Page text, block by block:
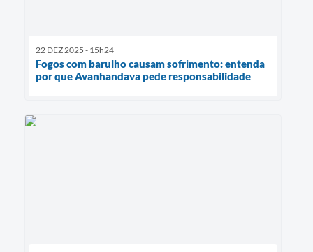
22 DEZ 2025 - 15h24
Fogos com barulho causam sofrimento: entenda
por que Avanhandava pede responsabilidade